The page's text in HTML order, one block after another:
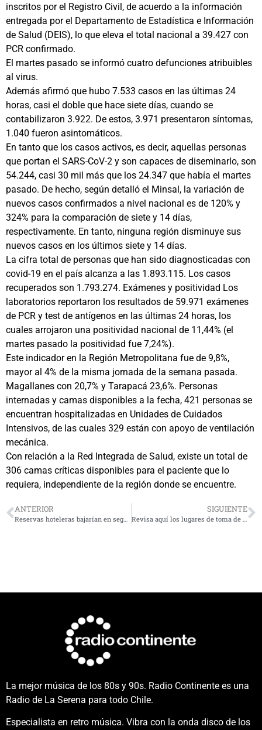
inscritos por el Registro Civil, de acuerdo a la información
entregada por el Departamento de Estadística e Información
de Salud (DEIS), lo que eleva el total nacional a 39.427 con
PCR confirmado.
El martes pasado se informó cuatro defunciones atribuibles
al virus.
Además afirmó que hubo 7.533 casos en las últimas 24
horas, casi el doble que hace siete días, cuando se
contabilizaron 3.922. De estos, 3.971 presentaron síntomas,
1.040 fueron asintomáticos.
En tanto que los casos activos, es decir, aquellas personas
que portan el SARS-CoV-2 y son capaces de diseminarlo, son
54.244, casi 30 mil más que los 24.347 que había el martes
pasado. De hecho, según detalló el Minsal, la variación de
nuevos casos confirmados a nivel nacional es de 120% y
324% para la comparación de siete y 14 días,
respectivamente. En tanto, ninguna región disminuye sus
nuevos casos en los últimos siete y 14 días.
La cifra total de personas que han sido diagnosticadas con
covid-19 en el país alcanza a las 1.893.115. Los casos
recuperados son 1.793.274. Exámenes y positividad Los
laboratorios reportaron los resultados de 59.971 exámenes
de PCR y test de antígenos en las últimas 24 horas, los
cuales arrojaron una positividad nacional de 11,44% (el
martes pasado la positividad fue 7,24%).
Este indicador en la Región Metropolitana fue de 9,8%,
mayor al 4% de la misma jornada de la semana pasada.
Magallanes con 20,7% y Tarapacá 23,6%. Personas
internadas y camas disponibles a la fecha, 421 personas se
encuentran hospitalizadas en Unidades de Cuidados
Intensivos, de las cuales 329 están con apoyo de ventilación
mecánica.
Con relación a la Red Integrada de Salud, existe un total de
306 camas críticas disponibles para el paciente que lo
requiera, independiente de la región donde se encuentre.
ANTERIOR SIGUIENTE
La mejor música de los 80s y 90s. Radio Continente es una
Radio de La Serena para todo Chile.
Especialista en retro música. Vibra con la onda disco de los